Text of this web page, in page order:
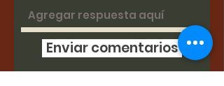
Enviar comentarios